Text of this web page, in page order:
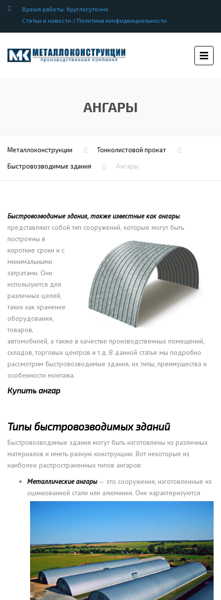
Время работы: Круглосуточно
Статьи и новости / Политика конфиденциальности
АНГАРЫ
Металлоконструкции Тонколистовой прокат
Быстровозводимые здания Ангары
Быстровозводимые здания, также известные как ангары,
представляют собой тип сооружений, которые могут быть
построены в
короткие сроки и с
минимальными
затратами. Они
используются для
различных целей,
таких как хранение
оборудования,
товаров,
автомобилей, а также в качестве производственных помещений,
складов, торговых центров и т.д. В данной статье мы подробно
рассмотрим быстровозводимые здания, их типы, преимущества и
особенности монтажа.
Купить ангар
Типы быстровозводимых зданий
Быстровозводимые здания могут быть изготовлены из различных
материалов и иметь разную конструкцию. Вот некоторые из
наиболее распространенных типов ангаров:
Металлические ангары— это сооружения, изготовленные из
оцинкованной стали или алюминия. Они характеризуются